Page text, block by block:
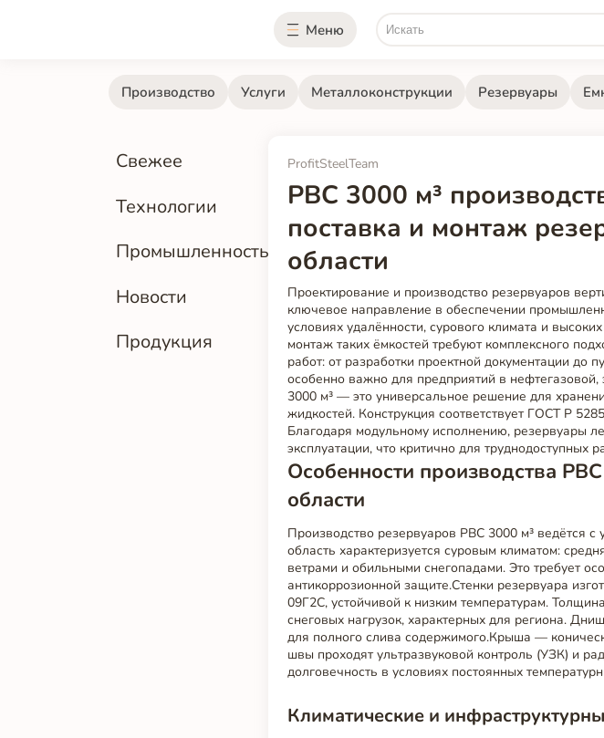
Меню
Производство Услуги Металлоконструкции Резервуары
Свежее
Технологии
Промышленность
Новости
Продукция
ProfitSteelTeam
РВС 3000 м³
поставка и монтаж
области
Проектирование и производство резервуаров
ключевое направление в обеспечении
условиях удалённости, сурового климата и
монтаж таких ёмкостей требуют комплексного
работ: от разработки проектной документации до
особенно важно для предприятий в нефтегазовой,
3000 м³ — это универсальное решение для
жидкостей. Конструкция соответствует ГОСТ Р
Благодаря модульному исполнению, резервуары
эксплуатации, что критично для труднодоступных
Особенности производства
области
Производство резервуаров РВС 3000 м³ ведётся
область характеризуется суровым климатом:
ветрами и обильными снегопадами. Это требует
антикоррозионной защите.Стенки резервуара
09Г2С, устойчивой к низким температурам.
снеговых нагрузок, характерных для региона.
для полного слива содержимого.Крыша —
швы проходят ультразвуковой контроль (УЗК) и
долговечность в условиях постоянных
Климатические и